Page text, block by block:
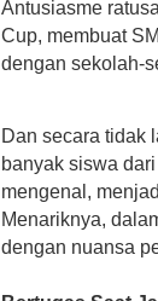
Antusiasme
Cup, membuat
dengan sekolah-
Dan secara tidak
banyak siswa
mengenal,
Menariknya,
dengan nuansa